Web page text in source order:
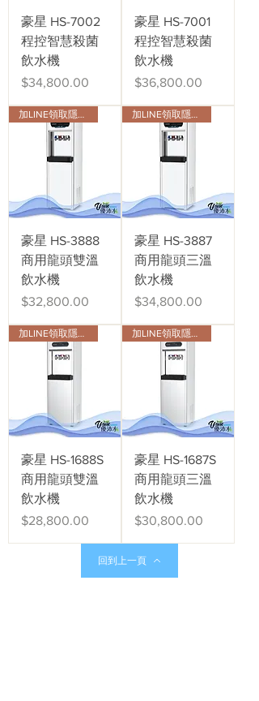
豪星 HS-7002
程控智慧殺菌
飲水機
價格
$34,800.00
豪星 HS-7001
程控智慧殺菌
飲水機
價格
$36,800.00
加LINE領取隱藏版會員折扣
豪星 HS-3888
商用龍頭雙溫
飲水機
價格
$32,800.00
加LINE領取隱藏版會員折扣
豪星 HS-3887
商用龍頭三溫
飲水機
價格
$34,800.00
加LINE領取隱藏版會員折扣
豪星 HS-1688S
商用龍頭雙溫
飲水機
價格
$28,800.00
加LINE領取隱藏版會員折扣
豪星 HS-1687S
商用龍頭三溫
飲水機
價格
$30,800.00
回到上一頁